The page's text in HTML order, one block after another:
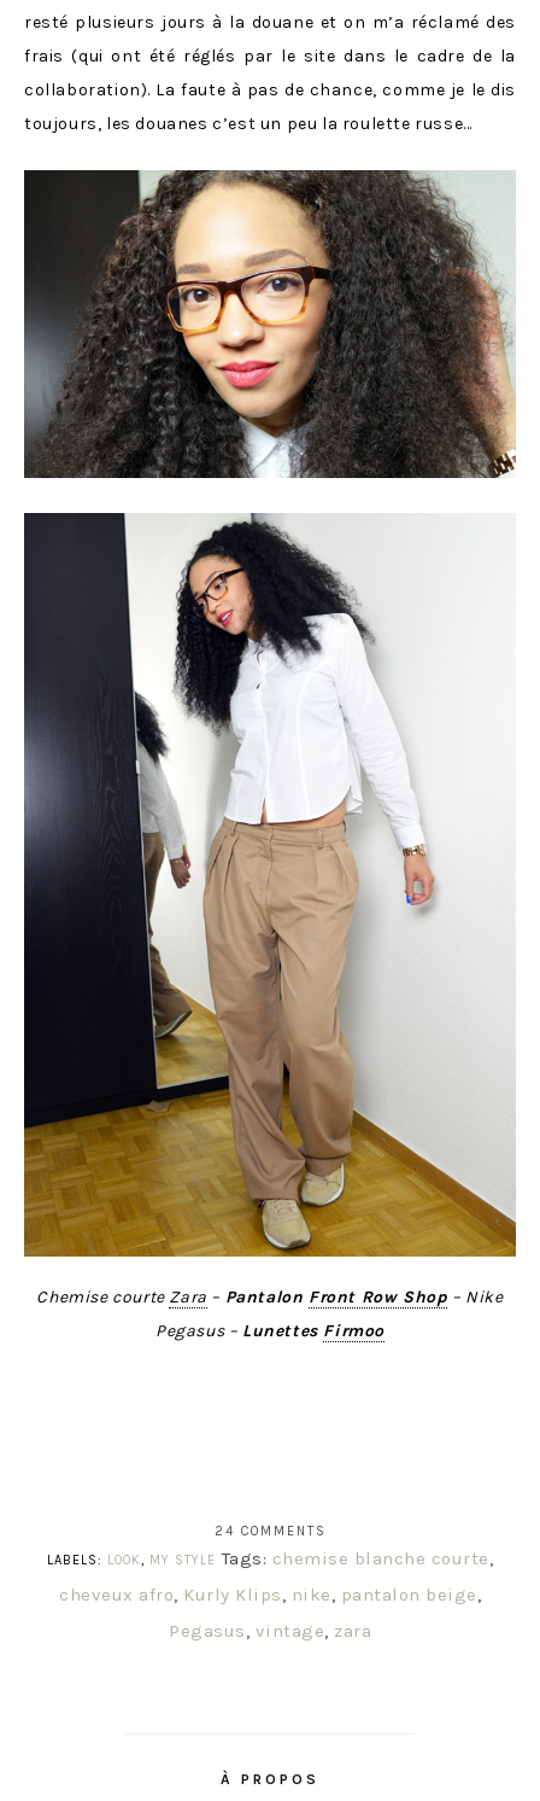
resté plusieurs jours à la douane et on m’a réclamé des
frais (qui ont été réglés par le site dans le cadre de la
collaboration). La faute à pas de chance, comme je le dis
toujours, les douanes c’est un peu la roulette russe…
Chemise courte Zara – Pantalon Front Row Shop – Nike
Pegasus – Lunettes Firmoo
24 COMMENTS
LABELS: LOOK, MY STYLE Tags: chemise blanche courte,
cheveux afro, Kurly Klips, nike, pantalon beige,
Pegasus, vintage, zara
À PROPOS